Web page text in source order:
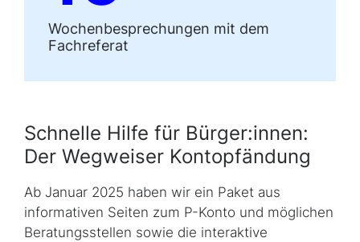
Wochenbesprechungen mit dem
Fachreferat
Schnelle Hilfe für Bürger:innen:
Der Wegweiser Kontopfändung
Ab Januar 2025 haben wir ein Paket aus
informativen Seiten zum P-Konto und möglichen
Beratungsstellen sowie die interaktive